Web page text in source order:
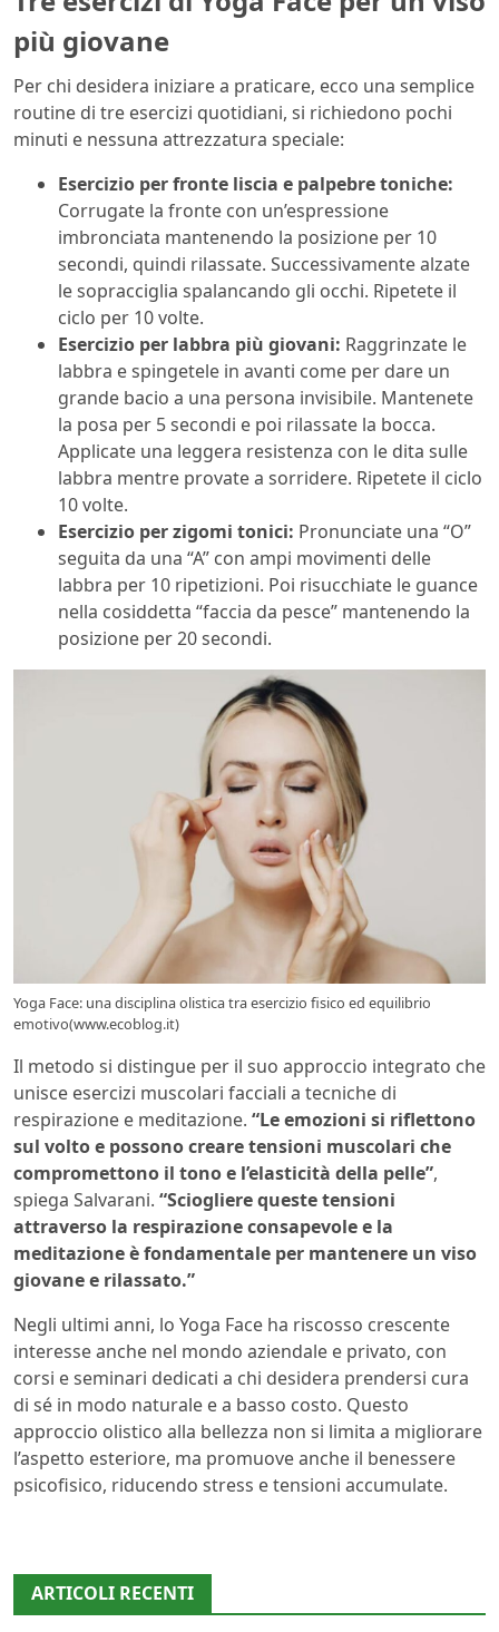
più giovane
Per chi desidera iniziare a praticare, ecco una semplice
routine di tre esercizi quotidiani, si richiedono pochi
minuti e nessuna attrezzatura speciale:
Esercizio per fronte liscia e palpebre toniche:
Corrugate la fronte con un’espressione
imbronciata mantenendo la posizione per 10
secondi, quindi rilassate. Successivamente alzate
le sopracciglia spalancando gli occhi. Ripetete il
ciclo per 10 volte.
Esercizio per labbra più giovani: Raggrinzate le
labbra e spingetele in avanti come per dare un
grande bacio a una persona invisibile. Mantenete
la posa per 5 secondi e poi rilassate la bocca.
Applicate una leggera resistenza con le dita sulle
labbra mentre provate a sorridere. Ripetete il ciclo
10 volte.
Esercizio per zigomi tonici: Pronunciate una “O”
seguita da una “A” con ampi movimenti delle
labbra per 10 ripetizioni. Poi risucchiate le guance
nella cosiddetta “faccia da pesce” mantenendo la
posizione per 20 secondi.
Yoga Face: una disciplina olistica tra esercizio fisico ed equilibrio
emotivo(www.ecoblog.it)
Il metodo si distingue per il suo approccio integrato che
unisce esercizi muscolari facciali a tecniche di
respirazione e meditazione. “Le emozioni si riflettono
sul volto e possono creare tensioni muscolari che
compromettono il tono e l’elasticità della pelle”,
spiega Salvarani. “Sciogliere queste tensioni
attraverso la respirazione consapevole e la
meditazione è fondamentale per mantenere un viso
giovane e rilassato.”
Negli ultimi anni, lo Yoga Face ha riscosso crescente
interesse anche nel mondo aziendale e privato, con
corsi e seminari dedicati a chi desidera prendersi cura
di sé in modo naturale e a basso costo. Questo
approccio olistico alla bellezza non si limita a migliorare
l’aspetto esteriore, ma promuove anche il benessere
psicofisico, riducendo stress e tensioni accumulate.
ARTICOLI RECENTI